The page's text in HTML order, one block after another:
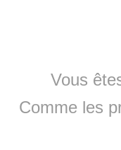
Vous
Comme les